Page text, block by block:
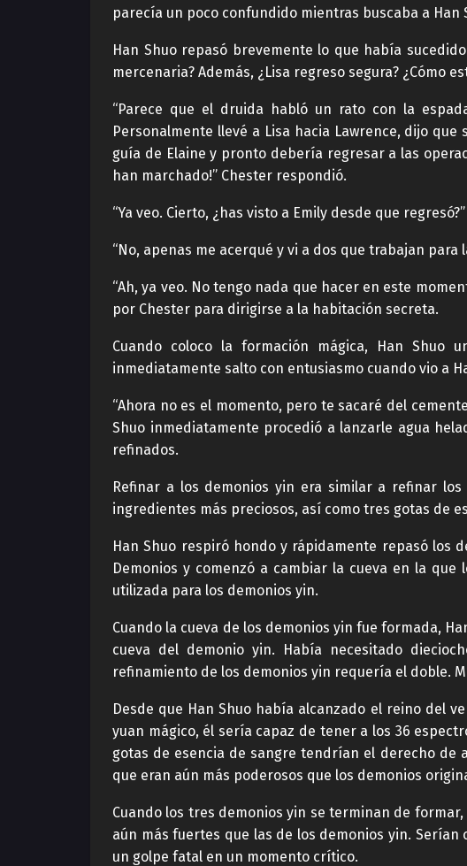
parecía un poco confundido mientras buscaba a Han
Han Shuo repasó brevemente lo que había
mercenaria? Además, ¿Lisa regreso segura? ¿Cómo
“Parece que el druida habló un rato con la
Personalmente llevé a Lisa hacia Lawrence, dijo
guía de Elaine y pronto debería regresar a las
han marchado!” Chester respondió.
“Ya veo. Cierto, ¿has visto a Emily desde que regresó?”
“No, apenas me acerqué y vi a dos que trabajan
“Ah, ya veo. No tengo nada que hacer en este
por Chester para dirigirse a la habitación secreta.
Cuando coloco la formación mágica, Han
inmediatamente salto con entusiasmo cuando vio a
“Ahora no es el momento, pero te sacaré del
Shuo inmediatamente procedió a lanzarle agua
refinados.
Refinar a los demonios yin era similar a refinar
ingredientes más preciosos, así como tres gotas de
Han Shuo respiró hondo y rápidamente repasó los
Demonios y comenzó a cambiar la cueva en la
utilizada para los demonios yin.
Cuando la cueva de los demonios yin fue formada,
cueva del demonio yin. Había necesitado
refinamiento de los demonios yin requería el doble.
Desde que Han Shuo había alcanzado el reino del
yuan mágico, él sería capaz de tener a los 36
gotas de esencia de sangre tendrían el derecho
que eran aún más poderosos que los demonios
Cuando los tres demonios yin se terminan de
aún más fuertes que las de los demonios yin.
un golpe fatal en un momento crítico.